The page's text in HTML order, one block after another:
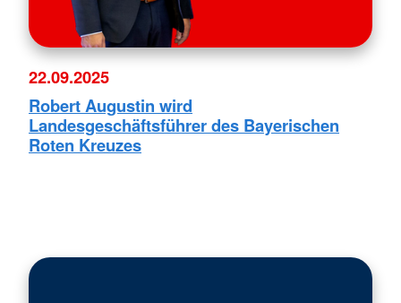
22.09.2025
Robert Augustin wird
Landesgeschäftsführer des Bayerischen
Roten Kreuzes